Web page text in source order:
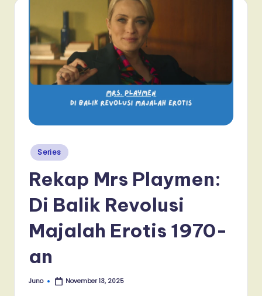
Posted
in
Series
Rekap Mrs Playmen:
Di Balik Revolusi
Majalah Erotis 1970-
an
Posted
Juno November 13, 2025